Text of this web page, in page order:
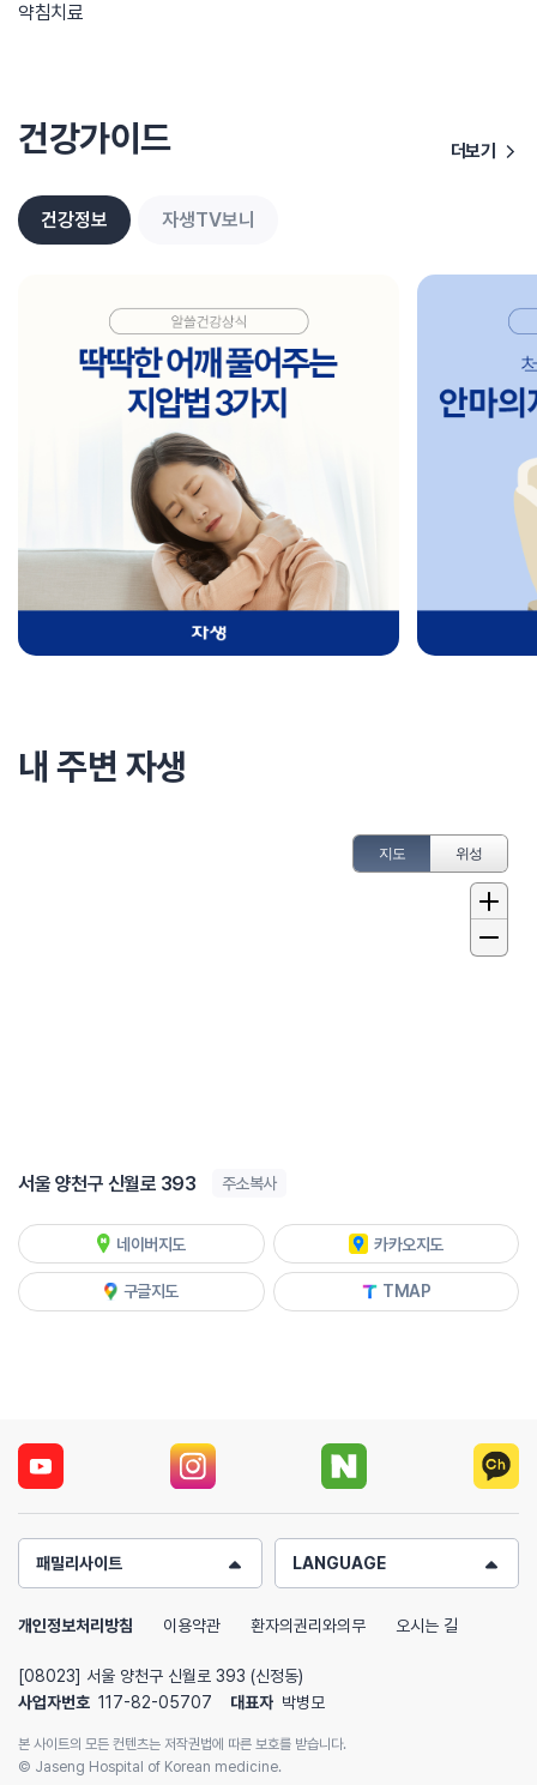
약침치료
건강가이드 더보기
건강정보 자생TV보니
내 주변 자생
지도 위성
서울 양천구 신월로 393 주소복사
네이버지도 카카오지도
구글지도 TMAP
패밀리사이트 LANGUAGE
개인정보처리방침 이용약관 환자의권리와의무 오시는 길
[08023] 서울 양천구 신월로 393 (신정동)
사업자번호 117-82-05707 대표자 박병모
본 사이트의 모든 컨텐츠는 저작권법에 따른 보호를 받습니다.
© Jaseng Hospital of Korean medicine.